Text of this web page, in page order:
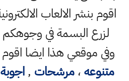
اقوم بنشر الالعاب
لزرع البسمة في وجوهكم
وفي موقعي هذا ايضا
متنوعه،مرشحات ,